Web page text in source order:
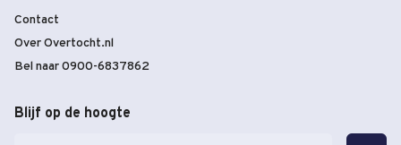
Contact
Over Overtocht.nl
Bel naar 0900-6837862
Blijf op de hoogte